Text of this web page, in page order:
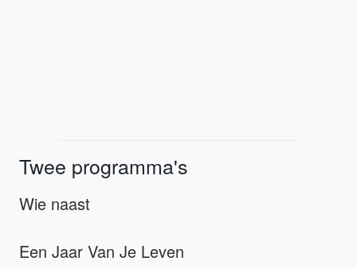
Twee programma's
Wie naast
Een Jaar Van Je Leven